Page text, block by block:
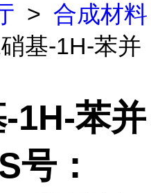
> 合成材料
基-1H-苯并
1H-苯并
号：